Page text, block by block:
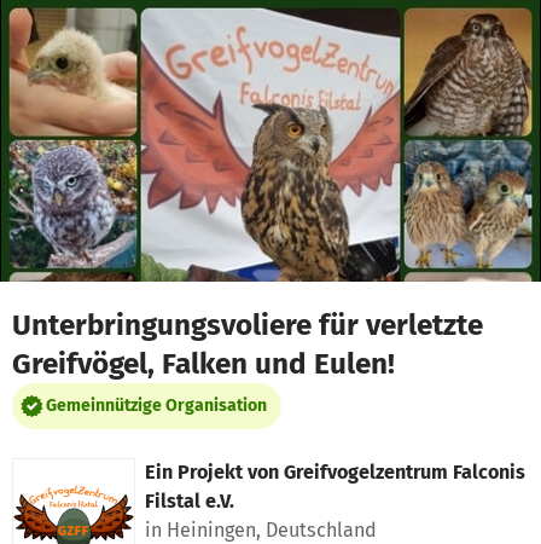
Zum Hauptinhalt springen
Erklärung zur Barrierefreiheit anzeigen
Unterbringungsvoliere für verletzte
Greifvögel, Falken und Eulen!
Gemeinnützige Organisation
Ein Projekt von Greifvogelzentrum Falconis
Filstal e.V.
in Heiningen, Deutschland